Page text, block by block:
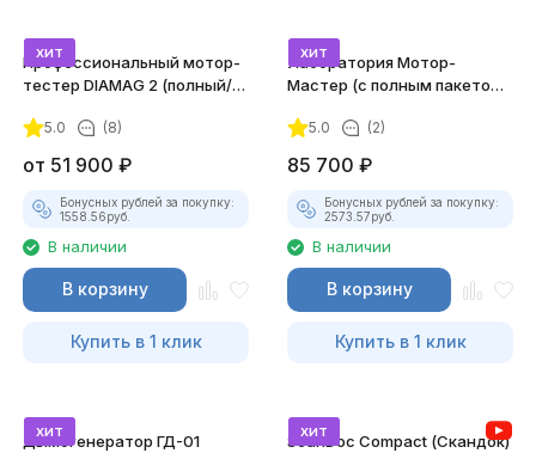
хит
Профессиональный мотор-
тестер DIAMAG 2 (полный/
5.0 (8)
от 51 900 ₽
Бонусных рублей за покупку:
1558.56руб.
В наличии
В корзину
Купить в 1 клик
хит
Лаборатория Мотор-
Мастер (с полным пакетом
5.0 (2)
85 700 ₽
Бонусных рублей за покупку:
2573.57руб.
В наличии
В корзину
Купить в 1 клик
хит
Дымогенератор ГД-01
хит
ScanDoc Compact (Скандок)